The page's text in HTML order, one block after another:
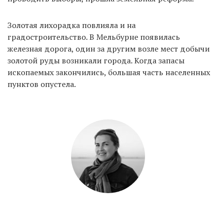
Золотая лихорадка повлияла и на
градостроительство. В Мельбурне появилась
железная дорога, один за другим возле мест добычи
золотой руды возникали города. Когда запасы
ископаемых закончились, большая часть населенных
пунктов опустела.